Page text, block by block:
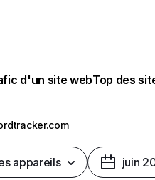
d'un site webTop des
appareils juin